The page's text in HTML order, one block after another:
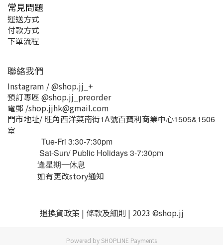
常見問題
運送方式
付款方式
下單流程
聯絡我們
Instagram / @shop.jj_+
預訂專區 @shop.jj_preorder
電郵 /shop.jjhk@gmail.com
門市地址/ 旺角西洋菜南街1A號百寶利商業中心1505&1506
室
Tue-Fri 3:30-7:30pm
Sat-Sun/ Public Holidays 3-7:30pm
逢星期一休息
如有更改story通知
退換貨政策 | 條款及細則 | 2023 ©shop.jj
Powered by SHOPLINE Payments